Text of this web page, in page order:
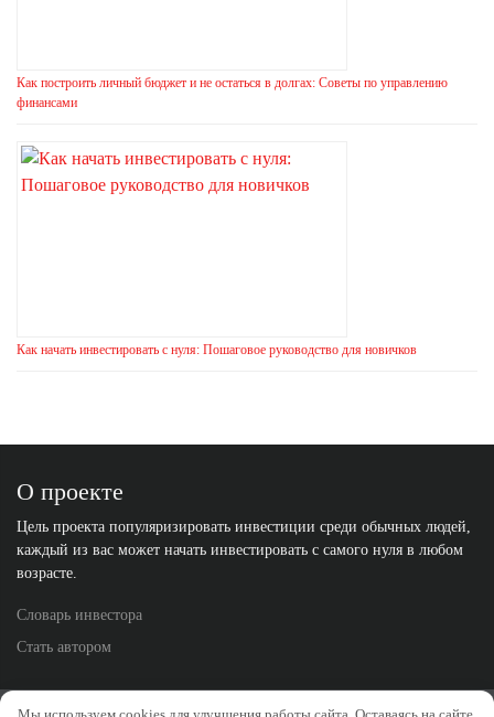
Как построить личный бюджет и не остаться в долгах: Советы по управлению
финансами
Как начать инвестировать с нуля: Пошаговое руководство для новичков
О проекте
Цель проекта популяризировать инвестиции среди обычных людей,
каждый из вас может начать инвестировать с самого нуля в любом
возрасте.
Словарь инвестора
Стать автором
Политика конфиденциальности Отказ от ответственности